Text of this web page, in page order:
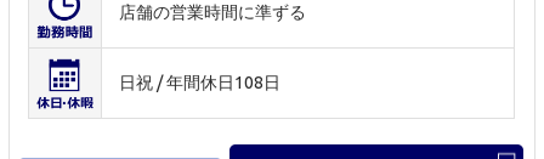
店舗の営業時間に準ずる
日祝 / 年間休日108日